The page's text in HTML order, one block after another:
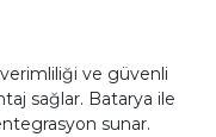
ve güvenli
sağlar. Batarya ile
sunar.